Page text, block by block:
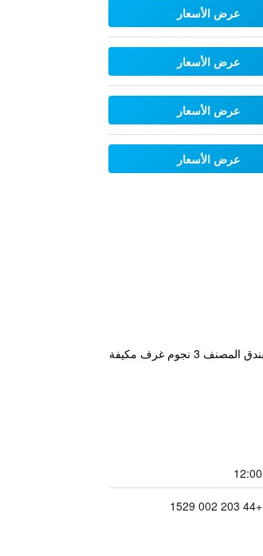
عرض الأسعار
عرض الأسعار
عرض الأسعار
عرض الأسعار
يقع مكان إقامة "ibis Styles London Ealing" في لندن، على بعد 1 كم من إيلينغ برودوي، ويتميز بمطعم وبار وإطلالات على المدينة. لدى هذا الفندق المصنف 3 نجوم غرف مكيفة
12:00
+44 203 002 1529